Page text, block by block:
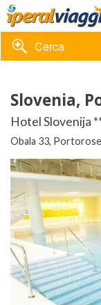
Volantino
Area
riservata
Informazioni
Contatti
Cerca
Slovenia,
Hotel Slovenija
Obala 33, Portorose